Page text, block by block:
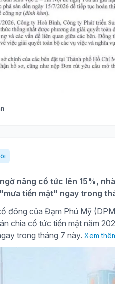
nâng cổ tức lên 15%,
tiền mặt" ngay trong
đông của Đạm Phú Mỹ
chia cổ tức tiền mặt năm
trong tháng 7 này. Xem